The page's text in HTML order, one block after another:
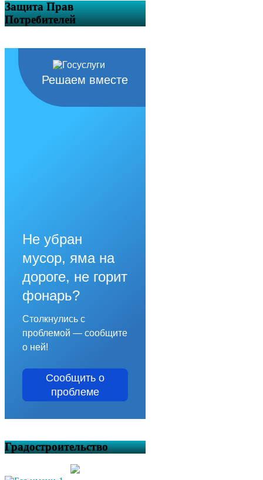
Защита Прав
Потребителей
Решаем вместе
Не убран
мусор, яма на
дороге, не горит
фонарь?
Столкнулись с
проблемой — сообщите
о ней!
Сообщить о
проблеме
Градостроительство